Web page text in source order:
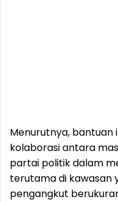
Menurutnya, bantuan
kolaborasi antara
partai politik dalam
terutama di kawasan
pengangkut